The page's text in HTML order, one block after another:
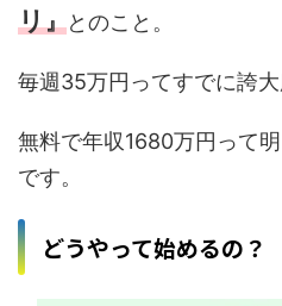
リ』とのこと。
毎週35万円ってすでに誇大
無料で年収1680万円って
です。
どうやって始めるの？